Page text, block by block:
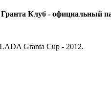
Клуб - официальный
Granta Cup - 2012.